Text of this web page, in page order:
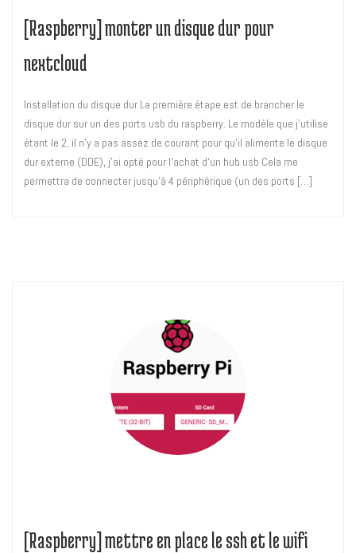
[Raspberry] monter un disque dur pour
nextcloud
Installation du disque dur La première étape est de brancher le
disque dur sur un des ports usb du raspberry. Le modèle que j’utilise
étant le 2, il n’y a pas assez de courant pour qu’il alimente le disque
dur externe (DDE), j’ai opté pour l’achat d‘un hub usb Cela me
permettra de connecter jusqu’à 4 périphérique (un des ports […]
[Raspberry] mettre en place le ssh et le wifi